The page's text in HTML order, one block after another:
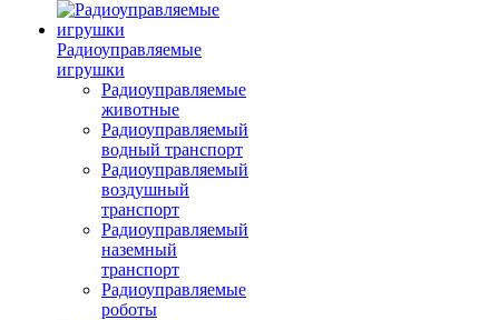
Радиоуправляемые
игрушки
Радиоуправляемые
животные
Радиоуправляемый
водный транспорт
Радиоуправляемый
воздушный
транспорт
Радиоуправляемый
наземный
транспорт
Радиоуправляемые
роботы